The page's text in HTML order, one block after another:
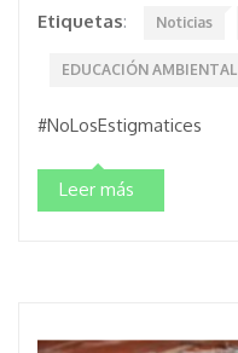
Etiquetas: Noticias
EDUCACIÓN AMBIENTAL
#NoLosEstigmatices
Leer más